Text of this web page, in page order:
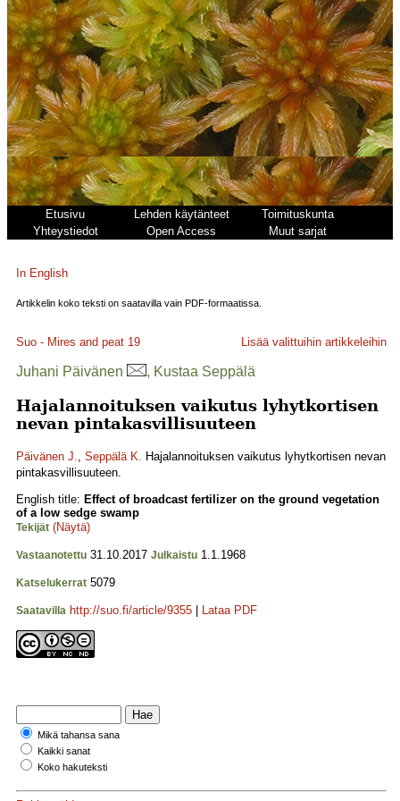
Etusivu Lehden käytänteet
Toimituskunta
Yhteystiedot
Open Access Muut sarjat
In English
Artikkelin koko teksti on saatavilla vain PDF-formaatissa.
Suo - Mires and peat 19 Lisää valittuihin artikkeleihin
Juhani Päivänen , Kustaa Seppälä
Hajalannoituksen vaikutus lyhytkortisen
nevan pintakasvillisuuteen
Päivänen J., Seppälä K. Hajalannoituksen vaikutus lyhytkortisen nevan
pintakasvillisuuteen.
English title: Effect of broadcast fertilizer on the ground vegetation
of a low sedge swamp
Tekijät (Näytä)
Vastaanotettu 31.10.2017 Julkaistu 1.1.1968
Katselukerrat 5079
Saatavilla http://suo.fi/article/9355 Lataa PDF
Mikä tahansa sana
Kaikki sanat
Koko hakuteksti